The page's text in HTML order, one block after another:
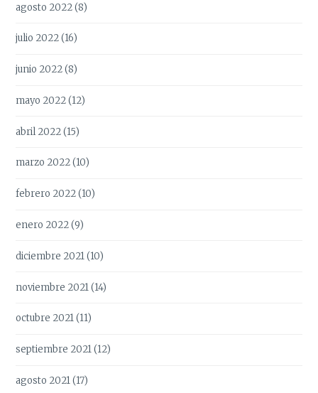
agosto 2022(8)
julio 2022(16)
junio 2022(8)
mayo 2022(12)
abril 2022(15)
marzo 2022(10)
febrero 2022(10)
enero 2022(9)
diciembre 2021(10)
noviembre 2021(14)
octubre 2021(11)
septiembre 2021(12)
agosto 2021(17)